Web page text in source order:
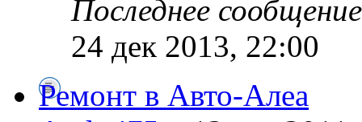
Последнее
24 дек 2013, 22:00
Ремонт в Авто-Алеа